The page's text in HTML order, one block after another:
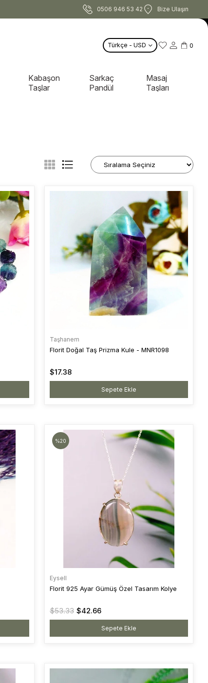
0506 946 53 42 Bize Ulaşın
Türkçe - USD 0
Kabaşon
Taşlar
Sarkaç
Pandül
Masaj
Taşları
Taşhanem
Florit Doğal Taş Prizma Kule - MNR1098
$17.38
Sepete Ekle
Eysell
Florit 925 Ayar Gümüş Özel Tasarım Kolye
$42.66
$53.33
Sepete Ekle
%20